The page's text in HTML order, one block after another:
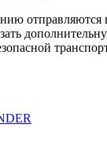
отправляются